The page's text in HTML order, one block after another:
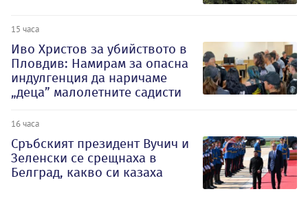
15 часа
Иво Христов за убийството в
Пловдив: Намирам за опасна
индулгенция да наричаме
„деца” малолетните садисти
16 часа
Сръбският президент Вучич и
Зеленски се срещнаха в
Белград, какво си казаха